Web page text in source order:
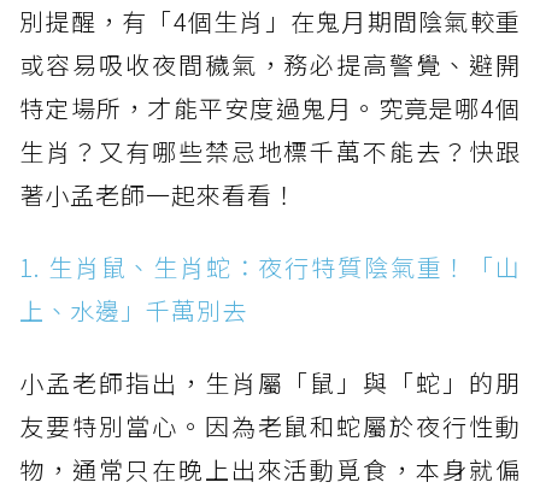
別提醒，有「4個生肖」在鬼月期間陰氣較重
或容易吸收夜間穢氣，務必提高警覺、避開
特定場所，才能平安度過鬼月。究竟是哪4個
生肖？又有哪些禁忌地標千萬不能去？快跟
著小孟老師一起來看看！
1. 生肖鼠、生肖蛇：夜行特質陰氣重！「山
上、水邊」千萬別去
小孟老師指出，生肖屬「鼠」與「蛇」的朋
友要特別當心。因為老鼠和蛇屬於夜行性動
物，通常只在晚上出來活動覓食，本身就偏